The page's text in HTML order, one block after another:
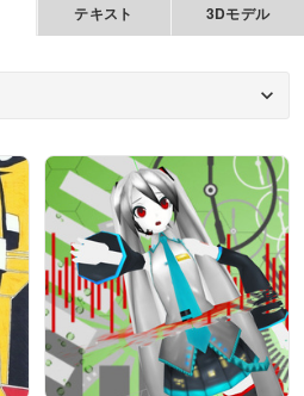
テキスト 3Dモデル